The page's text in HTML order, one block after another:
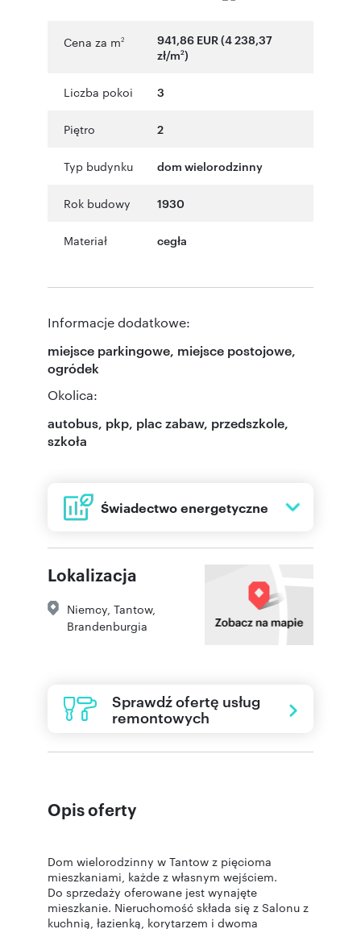
Cena za m2
941,86 EUR (4 238,37
zł/m2)
Liczba pokoi 3
Piętro 2
Typ budynku dom wielorodzinny
Rok budowy 1930
Materiał cegła
Informacje dodatkowe:
miejsce parkingowe, miejsce postojowe,
ogródek
Okolica:
autobus, pkp, plac zabaw, przedszkole,
szkoła
Świadectwo energetyczne
Energia
71,50 kWh/(m² rok)
Lokalizacja
Niemcy, Tantow,
Brandenburgia
Sprawdź ofertę usług
remontowych
Opis oferty
Dom wielorodzinny w Tantow z pięcioma
mieszkaniami, każde z własnym wejściem.
Do sprzedaży oferowane jest wynajęte
mieszkanie. Nieruchomość składa się z Salonu z
kuchnią, łazienką, korytarzem i dwoma